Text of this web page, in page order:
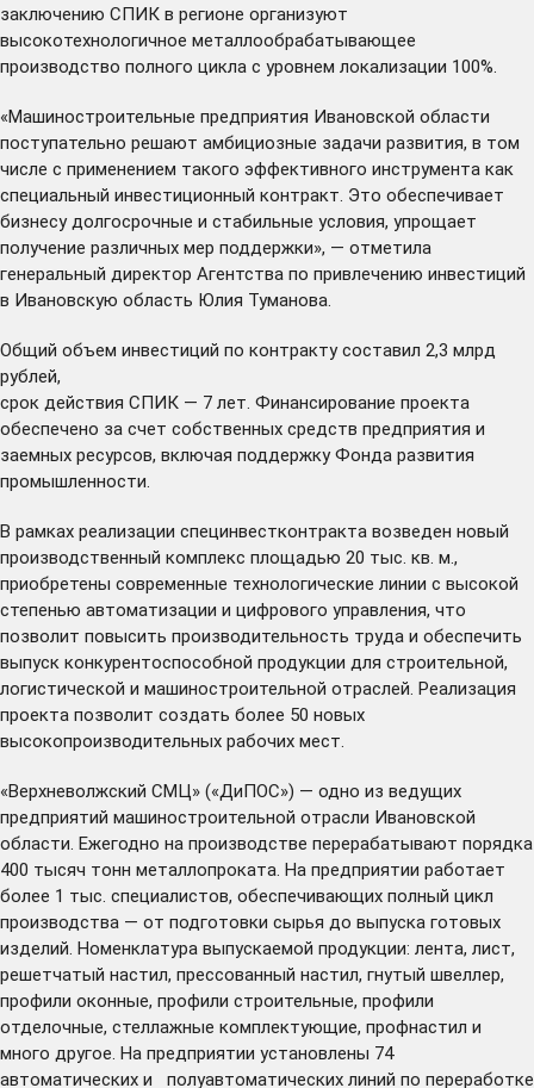
заключению СПИК в регионе организуют
высокотехнологичное металлообрабатывающее
производство полного цикла с уровнем локализации 100%.
«Машиностроительные предприятия Ивановской области
поступательно решают амбициозные задачи развития, в том
числе с применением такого эффективного инструмента как
специальный инвестиционный контракт. Это обеспечивает
бизнесу долгосрочные и стабильные условия, упрощает
получение различных мер поддержки», — отметила
генеральный директор Агентства по привлечению инвестиций
в Ивановскую область Юлия Туманова.
Общий объем инвестиций по контракту составил 2,3 млрд
рублей,
срок действия СПИК — 7 лет. Финансирование проекта
обеспечено за счет собственных средств предприятия и
заемных ресурсов, включая поддержку Фонда развития
промышленности.
В рамках реализации специнвестконтракта возведен новый
производственный комплекс площадью 20 тыс. кв. м.,
приобретены современные технологические линии с высокой
степенью автоматизации и цифрового управления, что
позволит повысить производительность труда и обеспечить
выпуск конкурентоспособной продукции для строительной,
логистической и машиностроительной отраслей. Реализация
проекта позволит создать более 50 новых
высокопроизводительных рабочих мест.
«Верхневолжский СМЦ» («ДиПОС») — одно из ведущих
предприятий машиностроительной отрасли Ивановской
области. Ежегодно на производстве перерабатывают порядка
400 тысяч тонн металлопроката. На предприятии работает
более 1 тыс. специалистов, обеспечивающих полный цикл
производства — от подготовки сырья до выпуска готовых
изделий. Номенклатура выпускаемой продукции: лента, лист,
решетчатый настил, прессованный настил, гнутый швеллер,
профили оконные, профили строительные, профили
отделочные, стеллажные комплектующие, профнастил и
много другое. На предприятии установлены 74
автоматических и полуавтоматических линий по переработке